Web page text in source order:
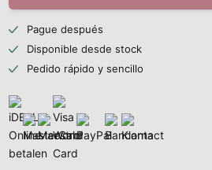
Pague después
Disponible desde stock
Pedido rápido y sencillo